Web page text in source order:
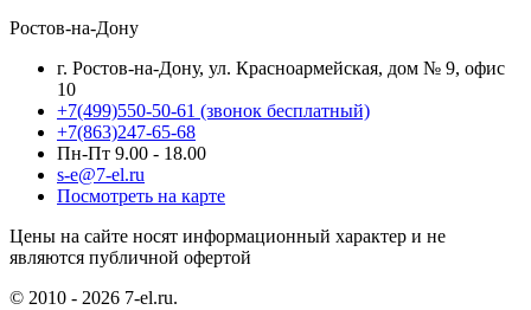
Ростов-на-Дону
г. Ростов-на-Дону, ул. Красноармейская, дом № 9, офис
10
+7(499)550-50-61 (звонок бесплатный)
+7(863)247-65-68
Пн-Пт 9.00 - 18.00
s-e@7-el.ru
Посмотреть на карте
Цены на сайте носят информационный характер и не
являются публичной офертой
© 2010 - 2026 7-el.ru.